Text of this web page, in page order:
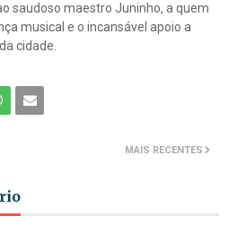
saudoso maestro Juninho, a quem
musical e o incansável apoio a
cidade.
MAIS RECENTES